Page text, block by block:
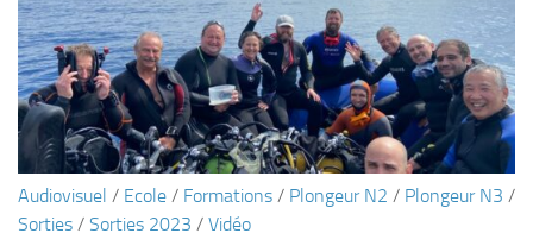
Maintien des acquis
Guide de palanquée N4
Initiateur
Moniteur Fédéral
Organisation
Responsables
Audiovisuel / Ecole / Formations / Plongeur N2 / Plongeur N3 /
Sorties / Sorties 2023 / Vidéo